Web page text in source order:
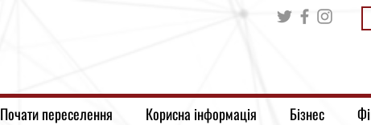
Почати переселення Корисна інформація Бізнес